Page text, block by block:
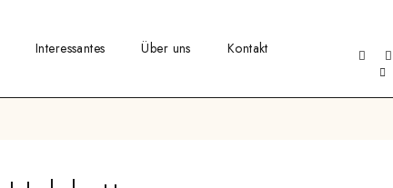
Interessantes Über uns Kontakt